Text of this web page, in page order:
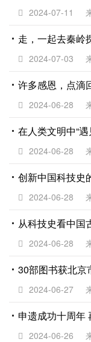
2024-07-11
走，一起去秦岭
2024-07-03
许多感恩，点滴
2024-06-28
在人类文明中“
2024-06-28
创新中国科技史
2024-06-28
从科技史看中国
2024-06-28
30部图书获北京
2024-06-27
申遗成功十周年
2024-06-26